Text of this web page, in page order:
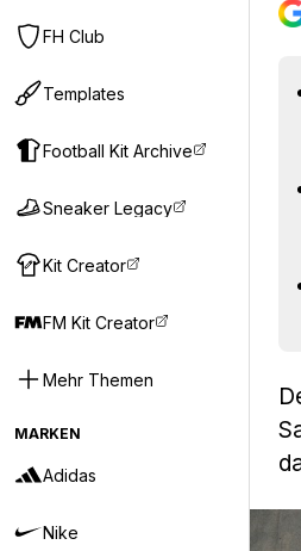
FH Club
Templates
Football Kit Archive
Sneaker Legacy
Kit Creator
FM Kit Creator
Mehr Themen
MARKEN
Adidas
Nike